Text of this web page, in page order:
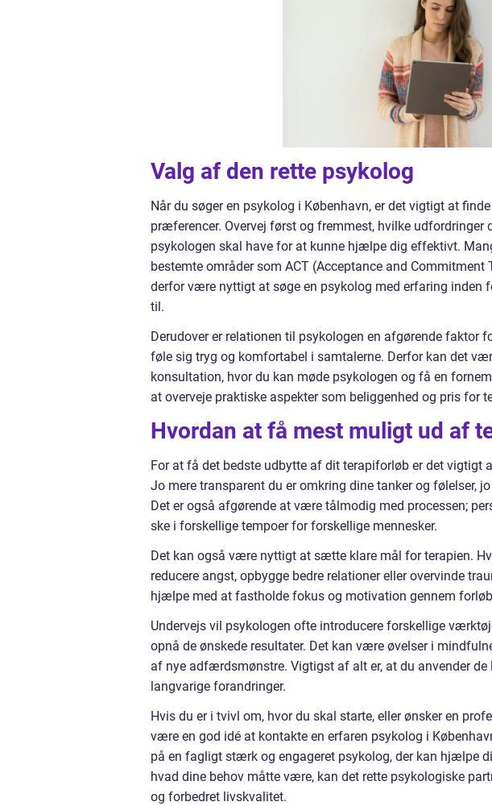
Valg af den rette psykolog
Når du søger en psykolog i København, er det vigtigt at
præferencer. Overvej først og fremmest, hvilke udfordringer
psykologen skal have for at kunne hjælpe dig effektivt.
bestemte områder som ACT (Acceptance and
derfor være nyttigt at søge en psykolog med erfaring inden
til.
Derudover er relationen til psykologen en afgørende faktor
føle sig tryg og komfortabel i samtalerne. Derfor kan det
konsultation, hvor du kan møde psykologen og få en
at overveje praktiske aspekter som beliggenhed og pris for
Hvordan at få mest muligt ud af
For at få det bedste udbytte af dit terapiforløb er det
Jo mere transparent du er omkring dine tanker og følelser,
Det er også afgørende at være tålmodig med processen;
ske i forskellige tempoer for forskellige mennesker.
Det kan også være nyttigt at sætte klare mål for terapien.
reducere angst, opbygge bedre relationer eller overvinde
hjælpe med at fastholde fokus og motivation gennem
Undervejs vil psykologen ofte introducere forskellige
opnå de ønskede resultater. Det kan være øvelser i
af nye adfærdsmønstre. Vigtigst af alt er, at du anvender
langvarige forandringer.
Hvis du er i tvivl om, hvor du skal starte, eller ønsker en
være en god idé at kontakte en erfaren psykolog i
på en fagligt stærk og engageret psykolog, der kan hjælpe
hvad dine behov måtte være, kan det rette psykologiske
og forbedret livskvalitet.